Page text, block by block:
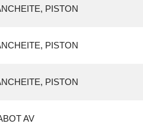
PISTON
PISTON
PISTON
AV